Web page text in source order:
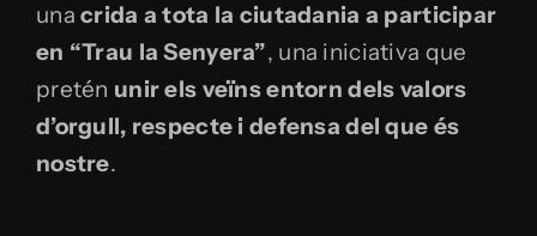
unacrida a tota la ciutadania a participar
en “Trau la Senyera”, una iniciativa que
pretén unir els veïns entorn dels valors
d’orgull, respecte i defensa del que és
nostre.